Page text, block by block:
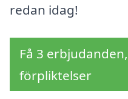
redan idag!
Få 3
förpliktelser